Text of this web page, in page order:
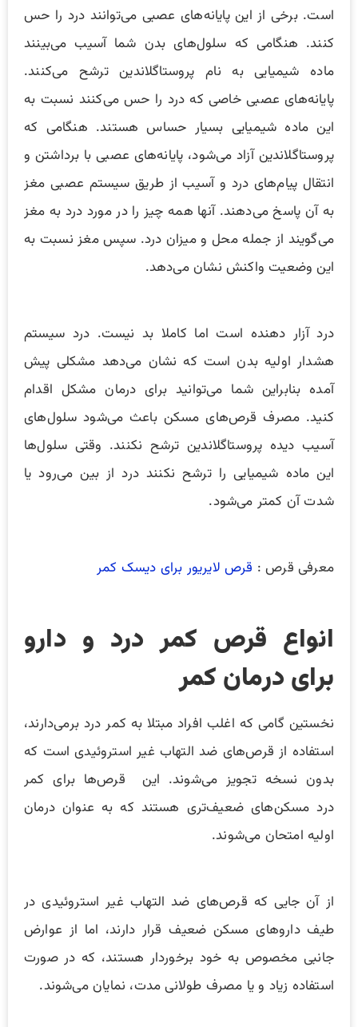
است. برخی از این پایانه‌های عصبی می‌توانند درد را حس
کنند. هنگامی که سلول‌های بدن شما آسیب می‌بینند
ماده شیمیایی به نام پروستاگلاندین ترشح می‌کنند.
پایانه‌های عصبی خاصی که درد را حس می‌کنند نسبت به
این ماده شیمیایی بسیار حساس هستند. هنگامی که
پروستاگلاندین آزاد می‌شود، پایانه‌های عصبی با برداشتن و
انتقال پیام‌های درد و آسیب از طریق سیستم عصبی مغز
به آن پاسخ می‌دهند. آنها همه چیز را در مورد درد به مغز
می‌گویند از جمله محل و میزان درد. سپس مغز نسبت به
این وضعیت واکنش نشان می‌دهد.
درد آزار دهنده است اما کاملا بد نیست. درد سیستم
هشدار اولیه بدن است که نشان می‌دهد مشکلی پیش
آمده بنابراین شما می‌توانید برای درمان مشکل اقدام
کنید. مصرف قرص‌های مسکن باعث می‌شود سلول‌های
آسیب دیده پروستاگلاندین ترشح نکنند. وقتی سلول‌ها
این ماده شیمیایی را ترشح نکنند درد از بین می‌رود یا
شدت آن کمتر می‌شود.
معرفی قرص : قرص لایریور برای دیسک کمر
انواع قرص کمر درد و دارو
برای درمان کمر
نخستین گامی که اغلب افراد مبتلا به کمر درد برمی‌دارند،
استفاده از قرص‌های ضد التهاب غیر استروئیدی است که
بدون نسخه تجویز می‌شوند. این قرص‌ها برای کمر
درد مسکن‌های ضعیف‌تری هستند که به عنوان درمان
اولیه امتحان می‌شوند.
از آن جایی که قرص‌های ضد التهاب غیر استروئیدی در
طیف داروهای مسکن ضعیف قرار دارند، اما از عوارض
جانبی مخصوص به خود برخوردار هستند، که در صورت
استفاده زیاد و یا مصرف طولانی مدت، نمایان می‌شوند.